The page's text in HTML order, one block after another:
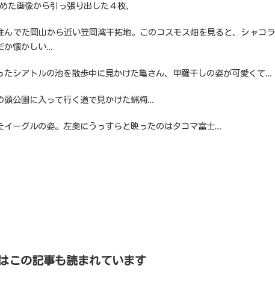
た画像から引っ張り出した４枚、
んでた岡山から近い笠岡湾干拓地。このコスモス畑を見ると、シャコラ
か懐かしい…
たシアトルの池を散歩中に見かけた亀さん、甲羅干しの姿が可愛くて…
頭公園に入って行く道で見かけた蝋梅…
イーグルの姿。左奥にうっすらと映ったのはタコマ富士…
この記事も読まれています